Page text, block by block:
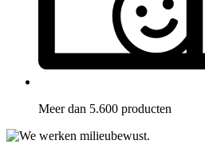
Meer dan 5.600 producten